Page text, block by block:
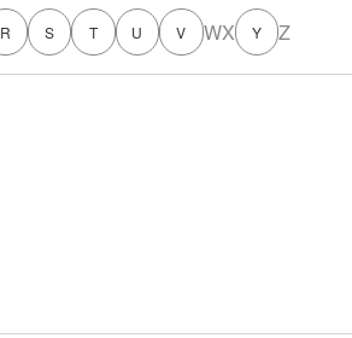
R S T U V WX Y Z